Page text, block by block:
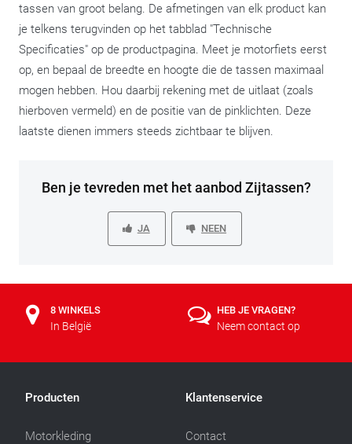
tassen van groot belang. De afmetingen van elk product kan
je telkens terugvinden op het tabblad "Technische
Specificaties" op de productpagina. Meet je motorfiets eerst
op, en bepaal de breedte en hoogte die de tassen maximaal
mogen hebben. Hou daarbij rekening met de uitlaat (zoals
hierboven vermeld) en de positie van de pinklichten. Deze
laatste dienen immers steeds zichtbaar te blijven.
Ben je tevreden met het aanbod Zijtassen?
JA NEEN
8 WINKELS
In België
HEB JE VRAGEN?
Neem contact op
Producten
Motorkleding
Klantenservice
Contact